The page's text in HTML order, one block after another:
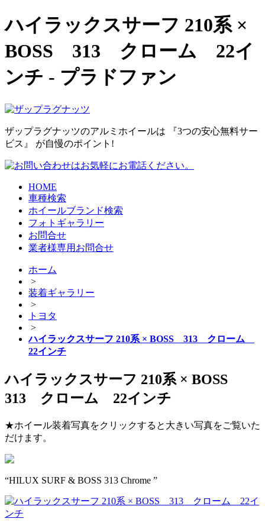
ハイラックスサーフ 210系 ×
BOSS 313 クローム 22イ
ンチ - プラドファン
ザップラグナッツのアルミホイールは 『3つの安心無料サー
ビス』 が自慢のポイント!
HOME
車種検索
ホイールブランド検索
フォトギャラリー
お問合せ
業者様専用お問合せ
ホーム
>
装着ギャラリー
>
トヨタ
>
ハイラックスサーフ 210系 × BOSS 313 クローム
22インチ
ハイラックスサーフ 210系 × BOSS
313 クローム 22インチ
★ホイール装着写真をクリックすると大きい写真をご覧いた
だけます。
“HILUX SURF & BOSS 313 Chrome ”